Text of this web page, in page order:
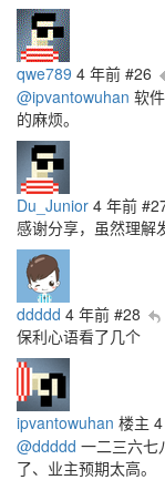
qwe789 4 年前 #26
@ipvantowuhan 软
的麻烦。
Du_Junior 4 年前
感谢分享，虽然理解
ddddd 4 年前 #28
保利心语看了几个
ipvantowuhan 楼主
@ddddd 一二三六七
了、业主预期太高。